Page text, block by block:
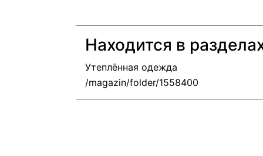
Находится в
Утеплённая одежда